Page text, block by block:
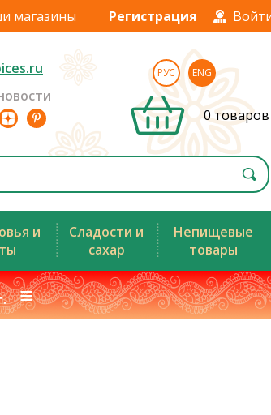
магазины Регистрация
РУС ENG
0 товаров
и
Сладости и
сахар
Непищевые
товары
≡